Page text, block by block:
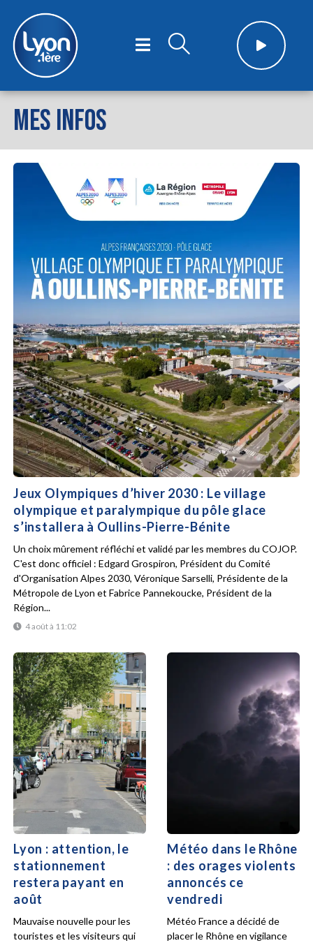
MES INFOS
Jeux Olympiques d’hiver 2030 : Le village
olympique et paralympique du pôle glace
s’installera à Oullins-Pierre-Bénite
4 août à 11:02
Un choix mûrement réfléchi et validé par les membres du COJOP.
C'est donc officiel : Edgard Grospiron, Président du Comité
d'Organisation Alpes 2030, Véronique Sarselli, Présidente de la
Métropole de Lyon et Fabrice Pannekoucke, Président de la
Région...
Lyon : attention, le
stationnement
restera payant en
août
Mauvaise nouvelle pour les
touristes et les visiteurs qui
Météo dans le Rhône
: des orages violents
annoncés ce
vendredi
Météo France a décidé de
placer le Rhône en vigilance